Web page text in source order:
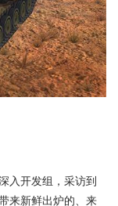
入开发组，采访到
来新鲜出炉的、来